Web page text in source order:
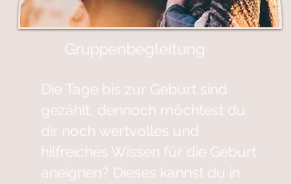
Gruppenbegleitung
Die Tage bis zur Geburt sind
gezählt, dennoch möchtest du
dir noch wertvolles und
hilfreiches Wissen für die Geburt
aneignen? Dieses kannst du in